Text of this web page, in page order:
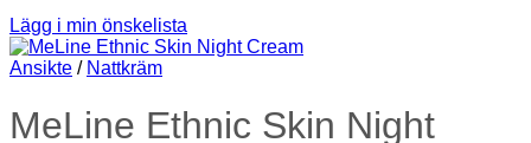
Lägg i min önskelista
Ansikte / Nattkräm
MeLine Ethnic Skin Night